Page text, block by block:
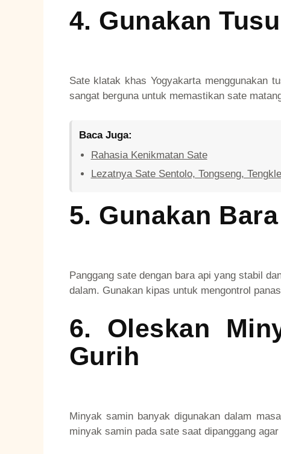
4. Gunakan
Sate klatak khas Yogyakarta menggunakan
sangat berguna untuk memastikan sate
Baca Juga:
Rahasia Kenikmatan Sate
Lezatnya Sate Sentolo, Tongseng,
5. Gunakan
Panggang sate dengan bara api yang stabil
dalam. Gunakan kipas untuk mengontrol
6. Oleskan
Gurih
Minyak samin banyak digunakan dalam
minyak samin pada sate saat dipanggang